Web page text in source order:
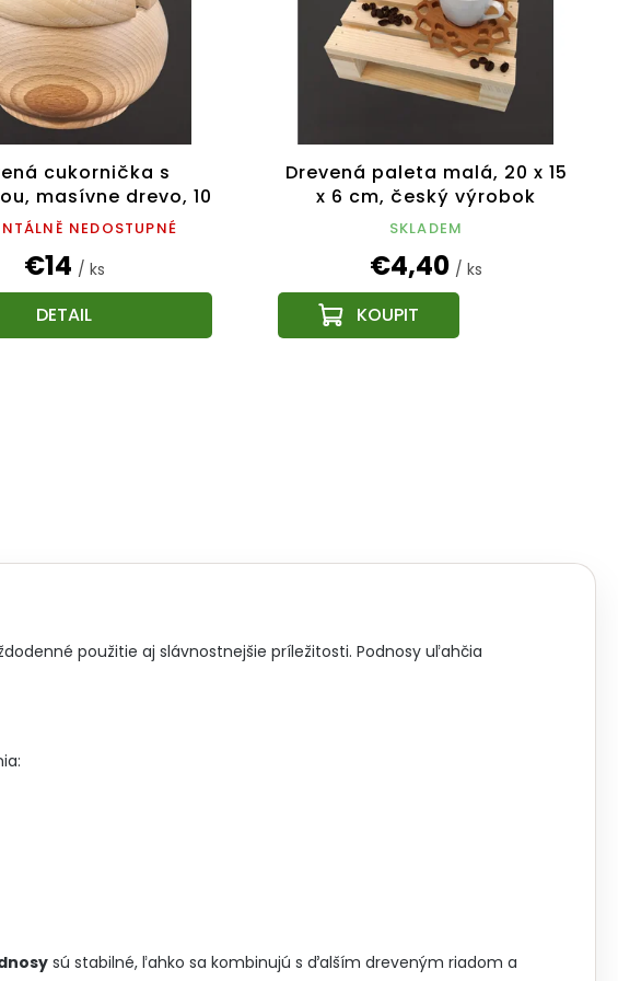
cukornička s
masívne drevo, 10
cmNEDOSTUPNÉ
€14 / ks
DETAIL
Drevená paleta malá, 20 x 15
x 6 cm, český výrobok
SKLADEM
€4,40 / ks
použitie aj slávnostnejšie príležitosti. Podnosy uľahčia
sú stabilné, ľahko sa kombinujú s ďalším dreveným riadom a